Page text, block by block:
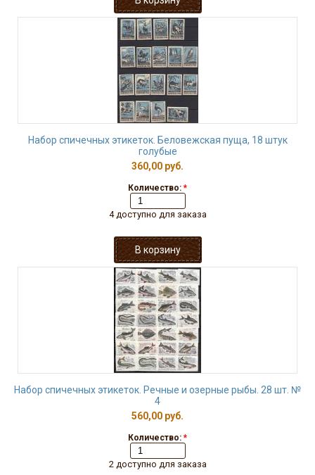
Набор спичечных этикеток. Беловежская пуща, 18 штук
голубые
360,00 руб.
Количество: *
4 доступно для заказа
Набор спичечных этикеток. Речные и озерные рыбы. 28 шт. №
4
560,00 руб.
Количество: *
2 доступно для заказа